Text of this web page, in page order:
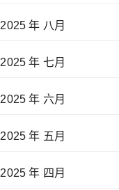
2025 年 八月
2025 年 七月
2025 年 六月
2025 年 五月
2025 年 四月